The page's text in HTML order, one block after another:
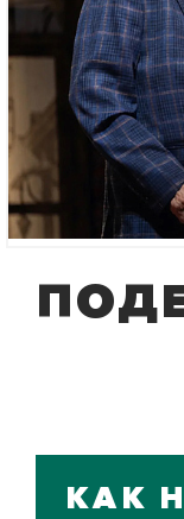
КАК